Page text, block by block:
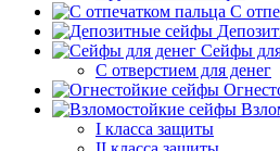
С
Сейфы
С отверстием для денег
I класса защиты